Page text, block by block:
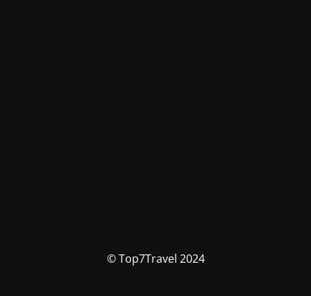
© Top7Travel 2024